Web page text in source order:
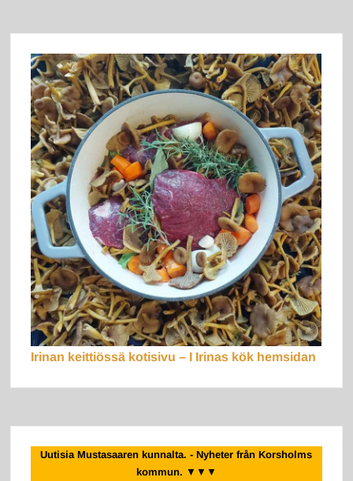
Irinan keittiössä kotisivu – I Irinas kök hemsidan
Uutisia Mustasaaren kunnalta. - Nyheter från Korsholms
kommun. ▼▼▼